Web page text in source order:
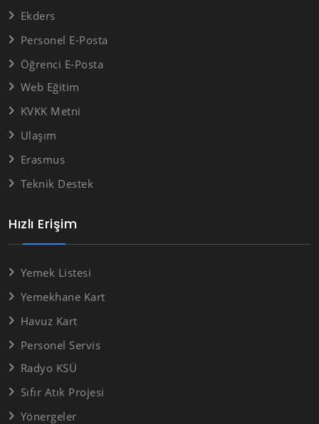
Hızlı Erişim
Yemek Listesi
Yemekhane Kart
Havuz Kart
Personel Servis
Radyo KSÜ
Sıfır Atık Projesi
Yönergeler
Ekders
Personel E-Posta
Öğrenci E-Posta
Web Eğitim
KVKK Metni
Ulaşım
Erasmus
Teknik Destek